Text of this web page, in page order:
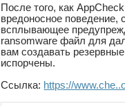
После того, как
вредоносное поведение,
всплывающее
ransomware файл для
вам создавать
испорчены.
Ссылка: https://